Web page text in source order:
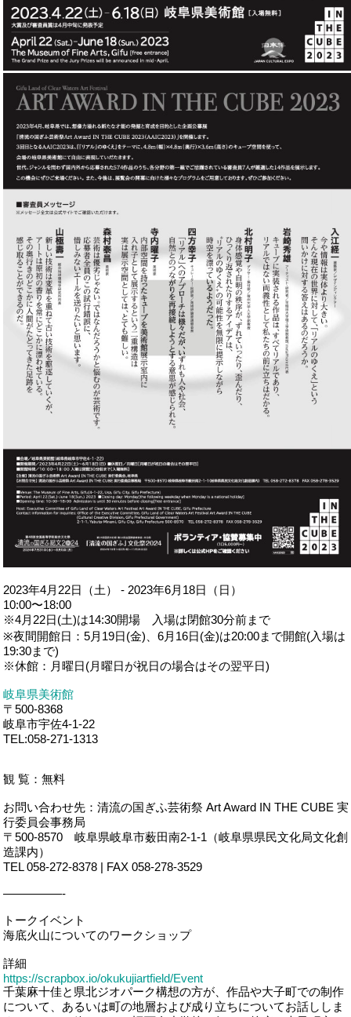
2023年4月22日（土） - 2023年6月18日（日）
10:00〜18:00
※4月22日(土)は14:30開場 入場は閉館30分前まで
※夜間開館日：5月19日(金)、6月16日(金)は20:00まで開館(入場は
19:30まで)
※休館：月曜日(月曜日が祝日の場合はその翌平日)
岐阜県美術館
〒500‐8368
岐阜市宇佐4‐1‐22
TEL:058-271-1313
観 覧：無料
お問い合わせ先：清流の国ぎふ芸術祭 Art Award IN THE CUBE 実
行委員会事務局
〒500-8570 岐阜県岐阜市薮田南2-1-1（岐阜県県民文化局文化創
造課内）
TEL 058-272-8378 | FAX 058-278-3529
—————-
トークイベント
海底火山についてのワークショップ
詳細
https://scrapbox.io/okukujiartfield/Event
千葉麻十佳と県北ジオパーク構想の方が、作品や大子町での制作
について、あるいは町の地層および成り立ちについてお話ししま